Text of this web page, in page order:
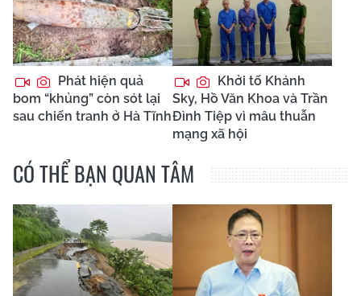
Phát hiện quả
bom “khủng” còn sót lại
sau chiến tranh ở Hà Tĩnh
Khởi tố Khánh
Sky, Hồ Văn Khoa và Trần
Đình Tiệp vì mâu thuẫn
mạng xã hội
CÓ THỂ BẠN QUAN TÂM